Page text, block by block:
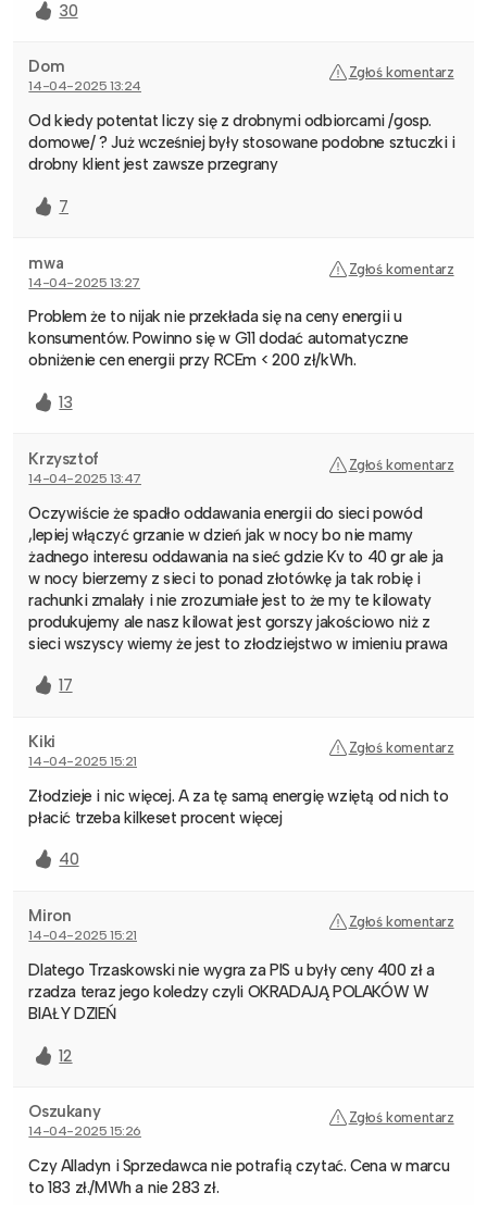
30
Dom
14-04-2025 13:24
Zgłoś komentarz
Od kiedy potentat liczy się z drobnymi odbiorcami /gosp.
domowe/ ? Już wcześniej były stosowane podobne sztuczki i
drobny klient jest zawsze przegrany
7
mwa
14-04-2025 13:27
Zgłoś komentarz
Problem że to nijak nie przekłada się na ceny energii u
konsumentów. Powinno się w G11 dodać automatyczne
obniżenie cen energii przy RCEm < 200 zł/kWh.
13
Krzysztof
14-04-2025 13:47
Zgłoś komentarz
Oczywiście że spadło oddawania energii do sieci powód
,lepiej włączyć grzanie w dzień jak w nocy bo nie mamy
żadnego interesu oddawania na sieć gdzie Kv to 40 gr ale ja
w nocy bierzemy z sieci to ponad złotówkę ja tak robię i
rachunki zmalały i nie zrozumiałe jest to że my te kilowaty
produkujemy ale nasz kilowat jest gorszy jakościowo niż z
sieci wszyscy wiemy że jest to złodziejstwo w imieniu prawa
17
Kiki
14-04-2025 15:21
Zgłoś komentarz
Złodzieje i nic więcej. A za tę samą energię wziętą od nich to
płacić trzeba kilkeset procent więcej
40
Miron
14-04-2025 15:21
Zgłoś komentarz
Dlatego Trzaskowski nie wygra za PIS u były ceny 400 zł a
rzadza teraz jego koledzy czyli OKRADAJĄ POLAKÓW W
BIAŁY DZIEŃ
12
Oszukany
14-04-2025 15:26
Zgłoś komentarz
Czy Alladyn i Sprzedawca nie potrafią czytać. Cena w marcu
to 183 zł./MWh a nie 283 zł.